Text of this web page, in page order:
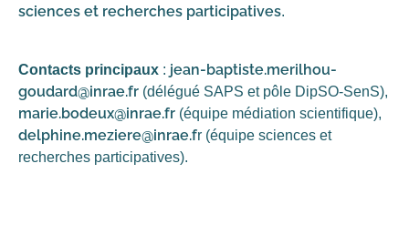
sciences et recherches participatives.
Contacts principaux : jean-baptiste.merilhou-
goudard@inrae.fr (délégué SAPS et pôle DipSO-SenS),
marie.bodeux@inrae.fr (équipe médiation scientifique),
delphine.meziere@inrae.fr (équipe sciences et
recherches participatives).